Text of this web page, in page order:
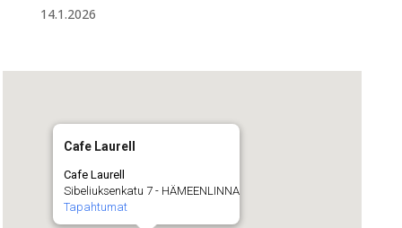
14.1.2026
Cafe Laurell
Cafe Laurell
Sibeliuksenkatu 7 - HÄMEENLINNA
Tapahtumat